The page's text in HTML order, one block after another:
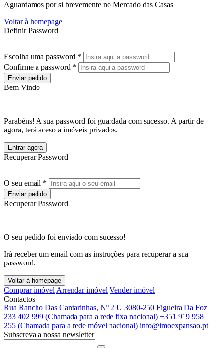
Aguardamos por si brevemente no Mercado das Casas
Voltar à homepage
Definir Password
Escolha uma password *
Confirme a password *
Enviar pedido
Bem Vindo
Parabéns! A sua password foi guardada com sucesso. A partir de
agora, terá aceso a imóveis privados.
Entrar agora
Recuperar Password
O seu email *
Enviar pedido
Recuperar Password
O seu pedido foi enviado com sucesso!
Irá receber um email com as instruções para recuperar a sua
password.
Voltar à homepage
Comprar imóvel Arrendar imóvel Vender imóvel
Contactos
Rua Rancho Das Cantarinhas, Nº 2 U 3080-250 Figueira Da Foz
233 402 999 (Chamada para a rede fixa nacional) +351 919 958
255 (Chamada para a rede móvel nacional) info@imoexpansao.pt
Subscreva a nossa newsletter